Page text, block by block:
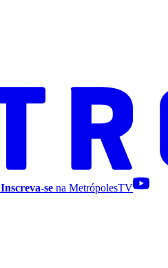
Inscreva-se na MetrópolesTV